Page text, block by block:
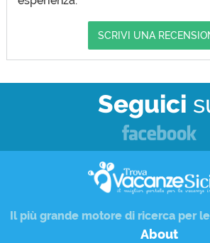
SCRIVI UNA
Seguici
Il più grande motore di ricerca per le
About